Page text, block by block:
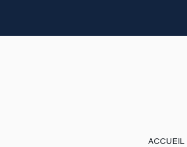
ACCUEIL